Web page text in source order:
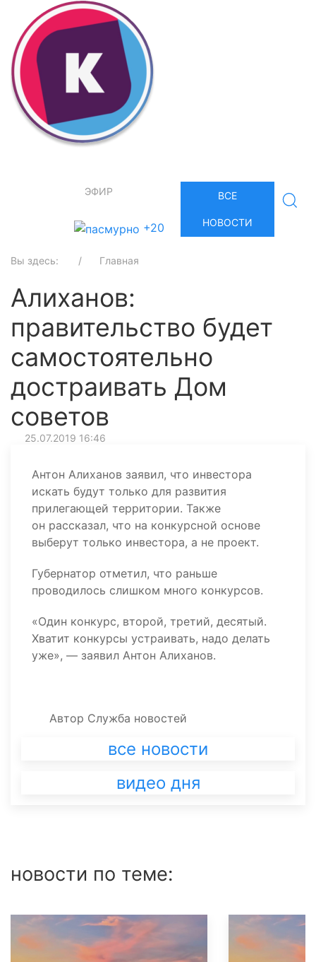
ЭФИР
+20
ВСЕ
НОВОСТИ
Вы здесь: Главная
Алиханов:
правительство будет
самостоятельно
достраивать Дом
советов
25.07.2019 16:46
Антон Алиханов заявил, что инвестора
искать будут только для развития
прилегающей территории. Также
он рассказал, что на конкурсной основе
выберут только инвестора, а не проект.
Губернатор отметил, что раньше
проводилось слишком много конкурсов.
«Один конкурс, второй, третий, десятый.
Хватит конкурсы устраивать, надо делать
уже», — заявил Антон Алиханов.
Автор Служба новостей
все новости
видео дня
новости по теме: